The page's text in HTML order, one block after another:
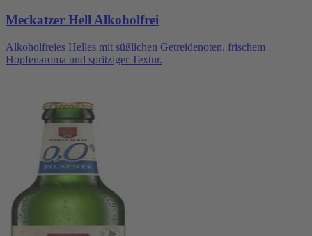
Meckatzer Hell Alkoholfrei
Alkoholfreies Helles mit süßlichen Getreidenoten, frischem
Hopfenaroma und spritziger Textur.